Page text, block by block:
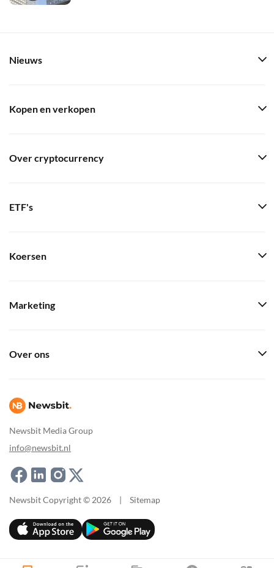
Newsbit Media Group
info@newsbit.nl
Nieuws
Kopen en verkopen
Over cryptocurrency
ETF's
Koersen
Marketing
Over ons
Newsbit Copyright © 2026 | Sitemap